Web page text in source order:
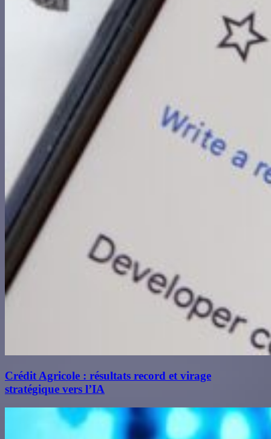
Crédit Agricole : résultats record et virage
stratégique vers l’IA